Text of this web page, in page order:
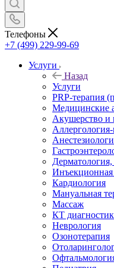
Телефоны
+7 (499) 229-99-69
Услуги
Назад
Услуги
PRP-терапия
Медицинские
Акушерство и
Инъекционная
Кардиология
Мануальная
Массаж
КТ
Неврология
Озонотерапия